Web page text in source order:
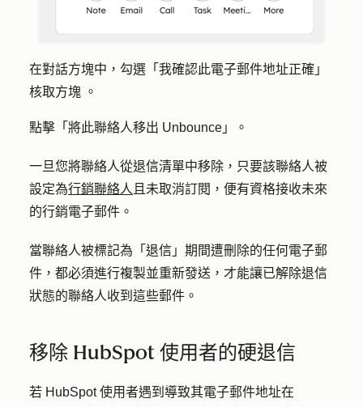
在對話方塊中，勾選 「我確認此電子郵件地址正確」
核取方塊 。
點擊「 將此聯絡人移出 Unbounce 」。
一旦您將聯絡人從退信清單中移除，只要該聯絡人被
設定為行銷聯絡人 且未取消訂閱，便有資格接收未來
的行銷電子郵件。
當聯絡人被標記為「退信」期間遭刪除的任何電子郵
件，都必須進行複製並重新發送，才能讓已解除退信
狀態的聯絡人收到這些郵件。
移除 HubSpot 使用者的硬退信
若 HubSpot 使用者遇到導致其電子郵件地址在